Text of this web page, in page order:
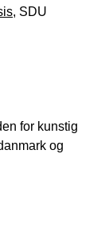
, SDU
for kunstig
og